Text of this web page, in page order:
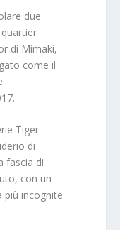
due
di Mimaki,
come il
Tiger-
di
fascia di
con un
più incognite